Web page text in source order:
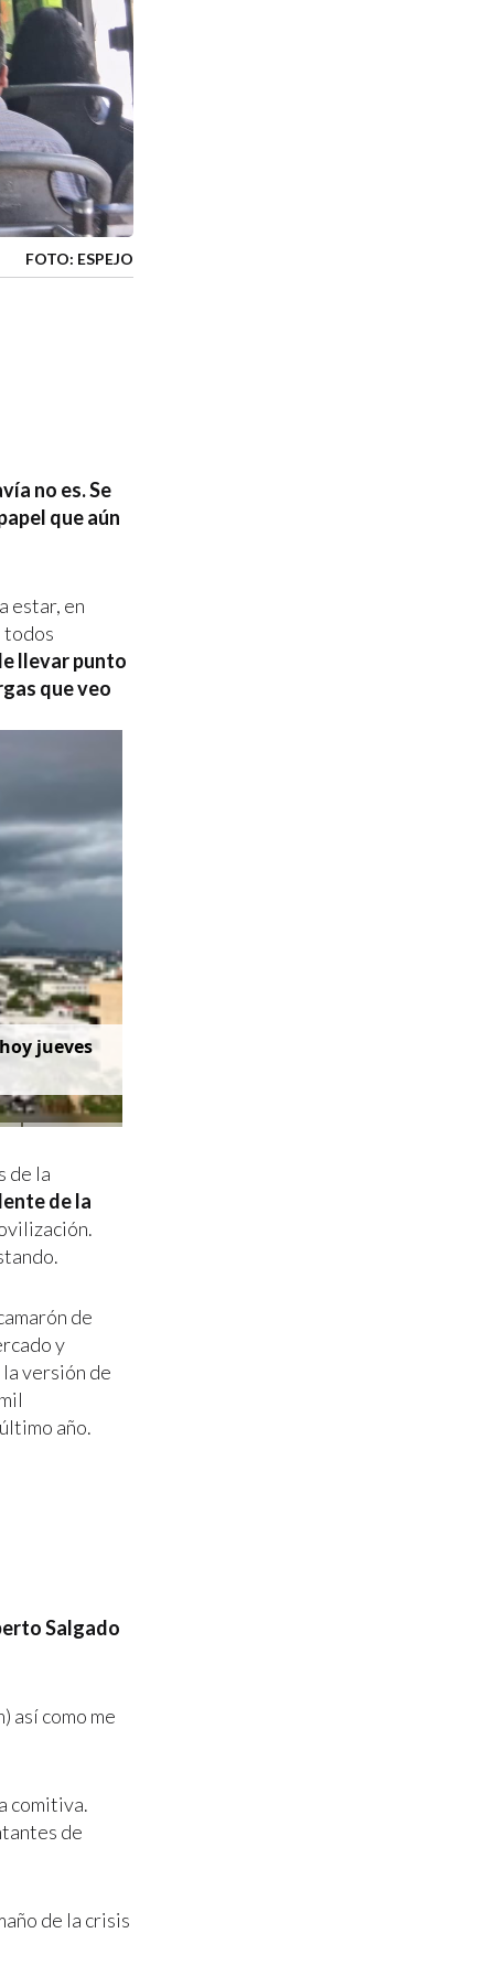
FOTO: ESPEJO
no es. Se
que aún
estar, en
todos
llevar punto
que veo
calor y la
de la
de la
de
y
versión de
año.
Salgado
así como me
comitiva.
de
de la crisis